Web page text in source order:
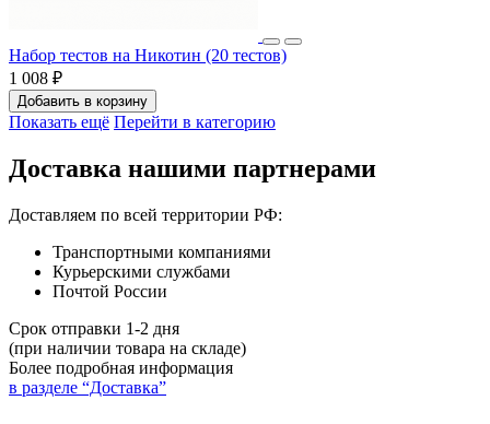
Набор тестов на Никотин (20 тестов)
1 008 ₽
Добавить в корзину
Показать ещё Перейти в категорию
Доставка нашими партнерами
Доставляем по всей территории РФ:
Транспортными компаниями
Курьерскими службами
Почтой России
Срок отправки 1-2 дня
(при наличии товара на складе)
Более подробная информация
в разделе “Доставка”